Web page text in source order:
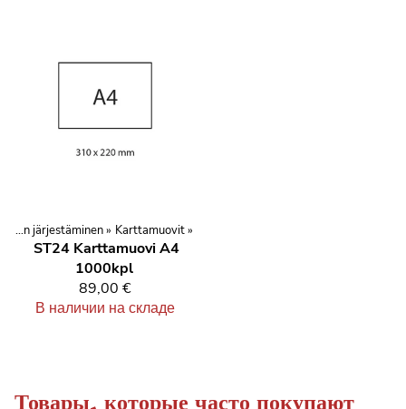
Kilpailujen järjestäminen‪» Karttamuovit‪»
ST24 Karttamuovi A4
1000kpl
89,00 €
В наличии на складе